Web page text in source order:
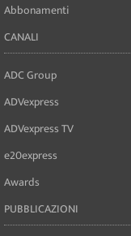
Abbonamenti
CANALI
ADC Group
ADVexpress
ADVexpress TV
e20express
Awards
PUBBLICAZIONI